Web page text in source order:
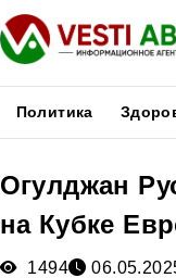
Политика
Огулджан
на Кубке
1494